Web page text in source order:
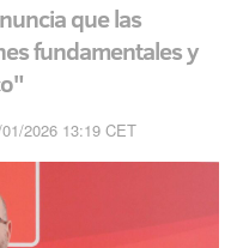
que las
fundamentales y
2026 13:19 CET